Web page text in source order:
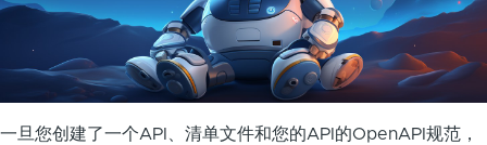
一旦您创建了一个API、清单文件和您的API的OpenAPI规范，